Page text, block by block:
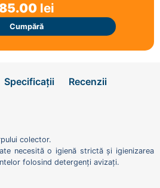
lei
Cumpără
Specificații Recenzii
colector.
necesită o igienă strictă și igienizarea
folosind detergenți avizați.